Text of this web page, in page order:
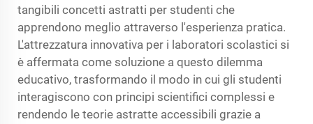
tangibili concetti astratti per studenti che
apprendono meglio attraverso l'esperienza pratica.
L'attrezzatura innovativa per i laboratori scolastici si
è affermata come soluzione a questo dilemma
educativo, trasformando il modo in cui gli studenti
interagiscono con principi scientifici complessi e
rendendo le teorie astratte accessibili grazie a